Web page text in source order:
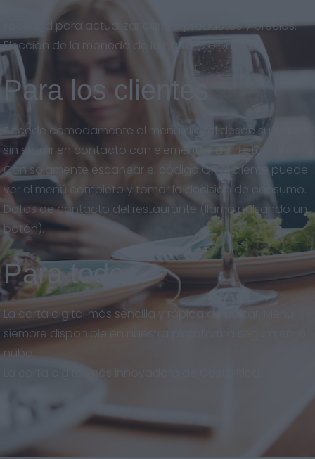
Facilidad para actualizar cartas, productos y precios.
Elección de la moneda de la carta (colón).
Para los clientes
Accede cómodamente al menú digital desde su celular
sin entrar en contacto con elementos del restaurante.
Con solamente escanear el código QR el cliente puede
ver el menú completo y tomar la decisión de consumo.
Datos de contacto del restaurante (llama pulsando un
botón).
Para todos
La carta digital más sencilla y rápida de utilizar. Menú
siempre disponible en nuestra plataforma segura en la
nube.
La carta digital más innovadora de Costa Rica.